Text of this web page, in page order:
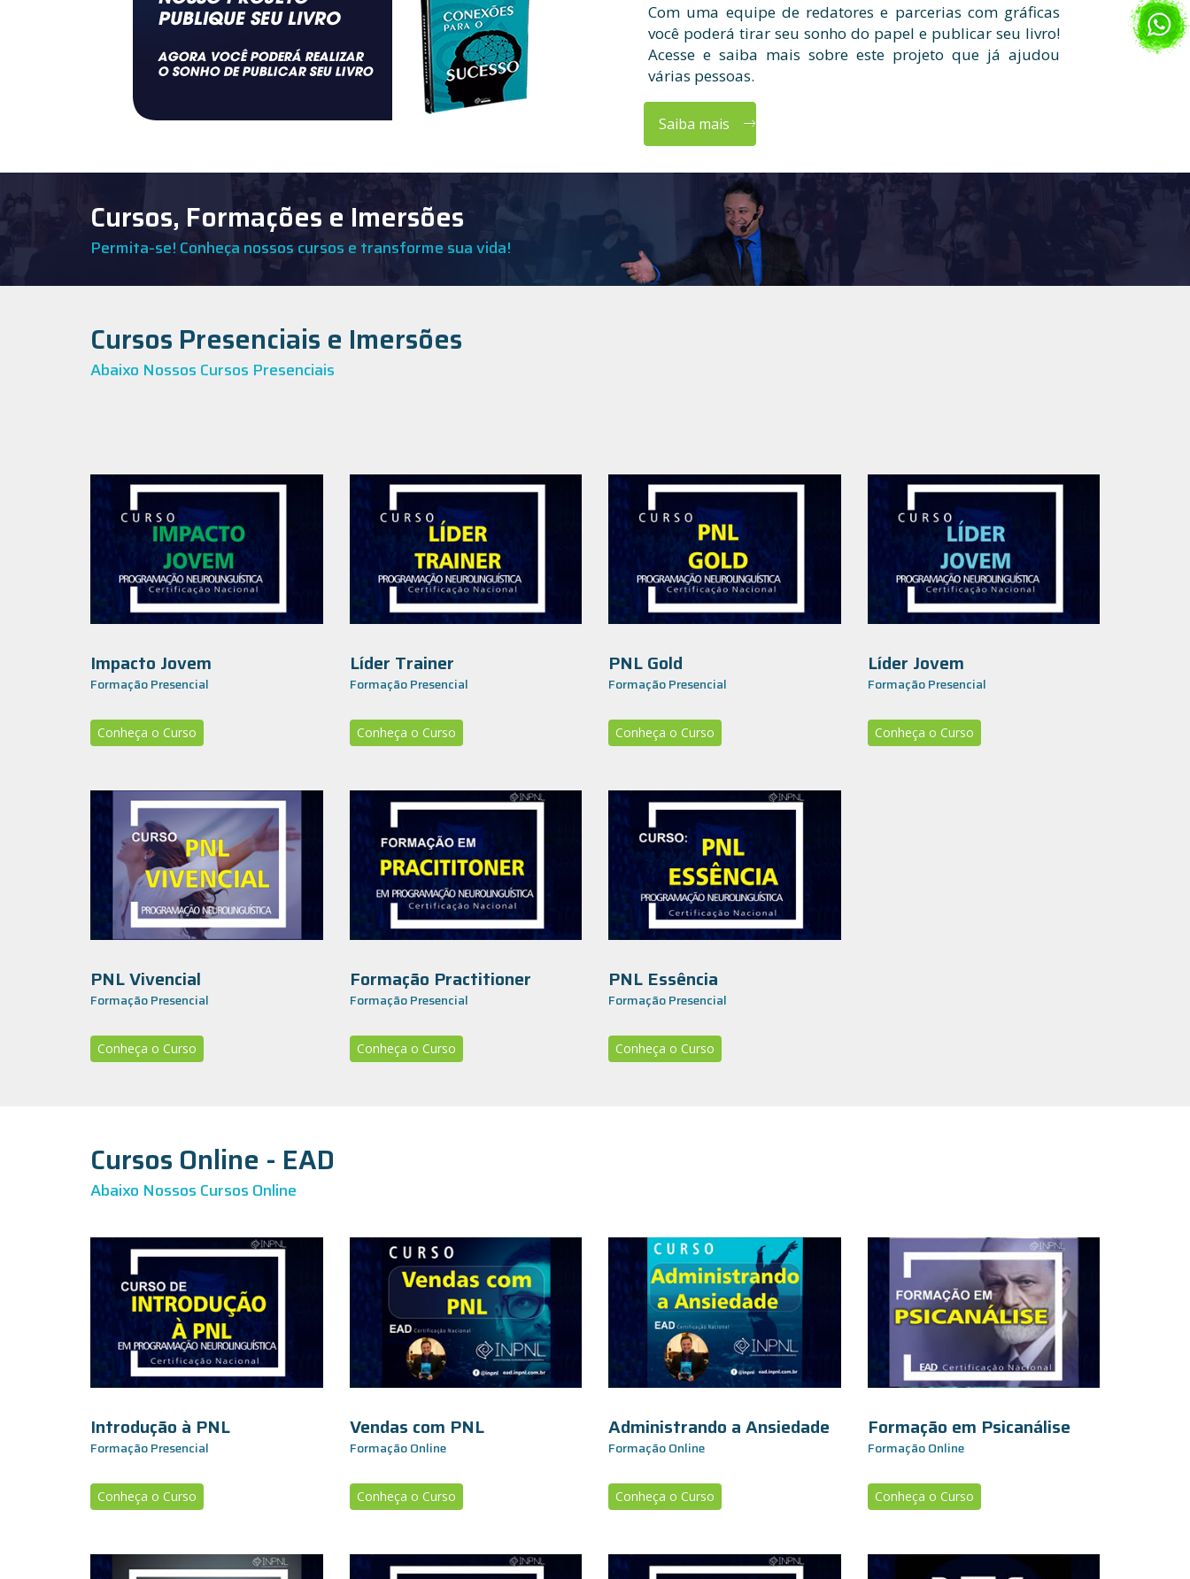
Com uma equipe de redatores e parcerias com gráficas
você poderá tirar seu sonho do papel e publicar seu livro!
Acesse e saiba mais sobre este projeto que já ajudou
várias pessoas.
Saiba mais
Cursos, Formações e Imersões
Permita-se! Conheça nossos cursos e transforme sua vida!
Cursos Presenciais e Imersões
Abaixo Nossos Cursos Presenciais
Impacto Jovem
Formação Presencial
Conheça o Curso
Líder Trainer
Formação Presencial
Conheça o Curso
PNL Gold
Formação Presencial
Conheça o Curso
Líder Jovem
Formação Presencial
Conheça o Curso
PNL Vivencial
Formação Presencial
Conheça o Curso
Formação Practitioner
Formação Presencial
Conheça o Curso
PNL Essência
Formação Presencial
Conheça o Curso
Cursos Online - EAD
Abaixo Nossos Cursos Online
Introdução à PNL
Formação Presencial
Conheça o Curso
Vendas com PNL
Formação Online
Conheça o Curso
Administrando a Ansiedade
Formação Online
Conheça o Curso
Formação em Psicanálise
Formação Online
Conheça o Curso